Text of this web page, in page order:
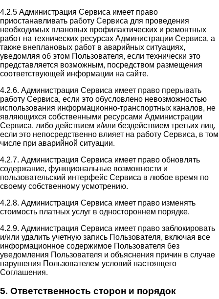
4.2.5 Администрация Сервиса имеет право
приостанавливать работу Сервиса для проведения
необходимых плановых профилактических и ремонтных
работ на технических ресурсах Администрации Сервиса, а
также внеплановых работ в аварийных ситуациях,
уведомляя об этом Пользователя, если технически это
представляется возможным, посредством размещения
соответствующей информации на сайте.
4.2.6. Администрация Сервиса имеет право прерывать
работу Сервиса, если это обусловлено невозможностью
использования информационно-транспортных каналов, не
являющихся собственными ресурсами Администрации
Сервиса, либо действием и/или бездействием третьих лиц,
если это непосредственно влияет на работу Сервиса, в том
числе при аварийной ситуации.
4.2.7. Администрация Сервиса имеет право обновлять
содержание, функциональные возможности и
пользовательский интерфейс Сервиса в любое время по
своему собственному усмотрению.
4.2.8. Администрация Сервиса имеет право изменять
стоимость платных услуг в одностороннем порядке.
4.2.9. Администрация Сервиса имеет право заблокировать
и/или удалить учетную запись Пользователя, включая все
информационное содержимое Пользователя без
уведомления Пользователя и объяснения причин в случае
нарушения Пользователем условий настоящего
Соглашения.
5. Ответственность сторон и порядок